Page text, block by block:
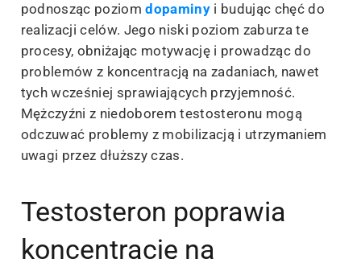
podnosząc poziomdopaminy i budując chęć do
realizacji celów. Jego niski poziom zaburza te
procesy, obniżając motywację i prowadząc do
problemów z koncentracją na zadaniach, nawet
tych wcześniej sprawiających przyjemność.
Mężczyźni z niedoborem testosteronu mogą
odczuwać problemy z mobilizacją i utrzymaniem
uwagi przez dłuższy czas.
Testosteron poprawia
koncentrację na